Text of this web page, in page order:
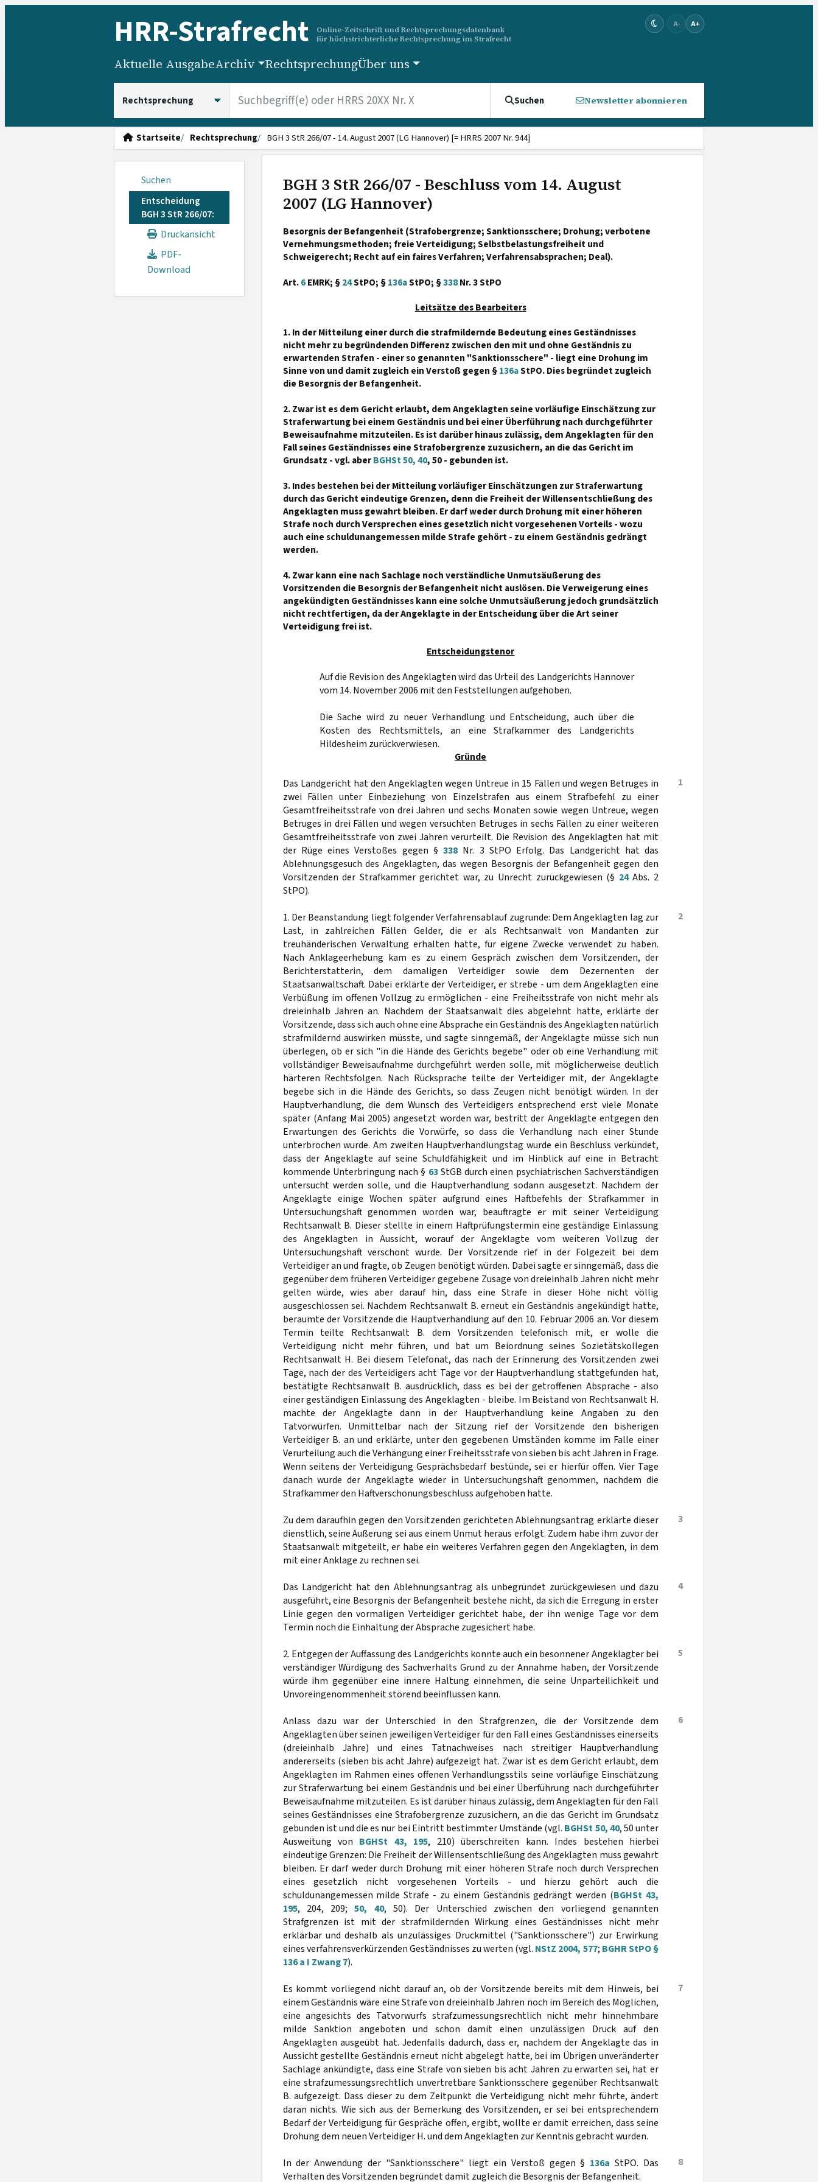
HRR-Strafrecht
Online-Zeitschrift und Rechtsprechungsdatenbank
für höchstrichterliche Rechtsprechung im Strafrecht
A- A+
Aktuelle AusgabeArchiv RechtsprechungÜber uns
Suchen Newsletter abonnieren
Startseite Rechtsprechung BGH 3 StR 266/07 - 14. August 2007 (LG Hannover) [= HRRS 2007 Nr. 944]
Suchen
Entscheidung
BGH 3 StR 266/07:
Druckansicht
PDF-
Download
BGH 3 StR 266/07 - Beschluss vom 14. August
2007 (LG Hannover)
Besorgnis der Befangenheit (Strafobergrenze; Sanktionsschere; Drohung; verbotene
Vernehmungsmethoden; freie Verteidigung; Selbstbelastungsfreiheit und
Schweigerecht; Recht auf ein faires Verfahren; Verfahrensabsprachen; Deal).
Art.6EMRK; §24StPO; §136aStPO; §338Nr. 3 StPO
Leitsätze des Bearbeiters
1. In der Mitteilung einer durch die strafmildernde Bedeutung eines Geständnisses
nicht mehr zu begründenden Differenz zwischen den mit und ohne Geständnis zu
erwartenden Strafen - einer so genannten "Sanktionsschere" - liegt eine Drohung im
Sinne von und damit zugleich ein Verstoß gegen §136aStPO. Dies begründet zugleich
die Besorgnis der Befangenheit.
2. Zwar ist es dem Gericht erlaubt, dem Angeklagten seine vorläufige Einschätzung zur
Straferwartung bei einem Geständnis und bei einer Überführung nach durchgeführter
Beweisaufnahme mitzuteilen. Es ist darüber hinaus zulässig, dem Angeklagten für den
Fall seines Geständnisses eine Strafobergrenze zuzusichern, an die das Gericht im
Grundsatz - vgl. aberBGHSt 50, 40, 50 - gebunden ist.
3. Indes bestehen bei der Mitteilung vorläufiger Einschätzungen zur Straferwartung
durch das Gericht eindeutige Grenzen, denn die Freiheit der Willensentschließung des
Angeklagten muss gewahrt bleiben. Er darf weder durch Drohung mit einer höheren
Strafe noch durch Versprechen eines gesetzlich nicht vorgesehenen Vorteils - wozu
auch eine schuldunangemessen milde Strafe gehört - zu einem Geständnis gedrängt
werden.
4. Zwar kann eine nach Sachlage noch verständliche Unmutsäußerung des
Vorsitzenden die Besorgnis der Befangenheit nicht auslösen. Die Verweigerung eines
angekündigten Geständnisses kann eine solche Unmutsäußerung jedoch grundsätzlich
nicht rechtfertigen, da der Angeklagte in der Entscheidung über die Art seiner
Verteidigung frei ist.
Entscheidungstenor
Auf die Revision des Angeklagten wird das Urteil des Landgerichts Hannover
vom 14. November 2006 mit den Feststellungen aufgehoben.
Die Sache wird zu neuer Verhandlung und Entscheidung, auch über die
Kosten des Rechtsmittels, an eine Strafkammer des Landgerichts
Hildesheim zurückverwiesen.
Gründe
1
Das Landgericht hat den Angeklagten wegen Untreue in 15 Fällen und wegen Betruges in
zwei Fällen unter Einbeziehung von Einzelstrafen aus einem Strafbefehl zu einer
Gesamtfreiheitsstrafe von drei Jahren und sechs Monaten sowie wegen Untreue, wegen
Betruges in drei Fällen und wegen versuchten Betruges in sechs Fällen zu einer weiteren
Gesamtfreiheitsstrafe von zwei Jahren verurteilt. Die Revision des Angeklagten hat mit
der Rüge eines Verstoßes gegen § 338 Nr. 3 StPO Erfolg. Das Landgericht hat das
Ablehnungsgesuch des Angeklagten, das wegen Besorgnis der Befangenheit gegen den
Vorsitzenden der Strafkammer gerichtet war, zu Unrecht zurückgewiesen (§ 24Abs. 2
StPO).
2
1. Der Beanstandung liegt folgender Verfahrensablauf zugrunde: Dem Angeklagten lag zur
Last, in zahlreichen Fällen Gelder, die er als Rechtsanwalt von Mandanten zur
treuhänderischen Verwaltung erhalten hatte, für eigene Zwecke verwendet zu haben.
Nach Anklageerhebung kam es zu einem Gespräch zwischen dem Vorsitzenden, der
Berichterstatterin, dem damaligen Verteidiger sowie dem Dezernenten der
Staatsanwaltschaft. Dabei erklärte der Verteidiger, er strebe - um dem Angeklagten eine
Verbüßung im offenen Vollzug zu ermöglichen - eine Freiheitsstrafe von nicht mehr als
dreieinhalb Jahren an. Nachdem der Staatsanwalt dies abgelehnt hatte, erklärte der
Vorsitzende, dass sich auch ohne eine Absprache ein Geständnis des Angeklagten natürlich
strafmildernd auswirken müsste, und sagte sinngemäß, der Angeklagte müsse sich nun
überlegen, ob er sich "in die Hände des Gerichts begebe" oder ob eine Verhandlung mit
vollständiger Beweisaufnahme durchgeführt werden solle, mit möglicherweise deutlich
härteren Rechtsfolgen. Nach Rücksprache teilte der Verteidiger mit, der Angeklagte
begebe sich in die Hände des Gerichts, so dass Zeugen nicht benötigt würden. In der
Hauptverhandlung, die dem Wunsch des Verteidigers entsprechend erst viele Monate
später (Anfang Mai 2005) angesetzt worden war, bestritt der Angeklagte entgegen den
Erwartungen des Gerichts die Vorwürfe, so dass die Verhandlung nach einer Stunde
unterbrochen wurde. Am zweiten Hauptverhandlungstag wurde ein Beschluss verkündet,
dass der Angeklagte auf seine Schuldfähigkeit und im Hinblick auf eine in Betracht
kommende Unterbringung nach § 63StGB durch einen psychiatrischen Sachverständigen
untersucht werden solle, und die Hauptverhandlung sodann ausgesetzt. Nachdem der
Angeklagte einige Wochen später aufgrund eines Haftbefehls der Strafkammer in
Untersuchungshaft genommen worden war, beauftragte er mit seiner Verteidigung
Rechtsanwalt B. Dieser stellte in einem Haftprüfungstermin eine geständige Einlassung
des Angeklagten in Aussicht, worauf der Angeklagte vom weiteren Vollzug der
Untersuchungshaft verschont wurde. Der Vorsitzende rief in der Folgezeit bei dem
Verteidiger an und fragte, ob Zeugen benötigt würden. Dabei sagte er sinngemäß, dass die
gegenüber dem früheren Verteidiger gegebene Zusage von dreieinhalb Jahren nicht mehr
gelten würde, wies aber darauf hin, dass eine Strafe in dieser Höhe nicht völlig
ausgeschlossen sei. Nachdem Rechtsanwalt B. erneut ein Geständnis angekündigt hatte,
beraumte der Vorsitzende die Hauptverhandlung auf den 10. Februar 2006 an. Vor diesem
Termin teilte Rechtsanwalt B. dem Vorsitzenden telefonisch mit, er wolle die
Verteidigung nicht mehr führen, und bat um Beiordnung seines Sozietätskollegen
Rechtsanwalt H. Bei diesem Telefonat, das nach der Erinnerung des Vorsitzenden zwei
Tage, nach der des Verteidigers acht Tage vor der Hauptverhandlung stattgefunden hat,
bestätigte Rechtsanwalt B. ausdrücklich, dass es bei der getroffenen Absprache - also
einer geständigen Einlassung des Angeklagten - bleibe. Im Beistand von Rechtsanwalt H.
machte der Angeklagte dann in der Hauptverhandlung keine Angaben zu den
Tatvorwürfen. Unmittelbar nach der Sitzung rief der Vorsitzende den bisherigen
Verteidiger B. an und erklärte, unter den gegebenen Umständen komme im Falle einer
Verurteilung auch die Verhängung einer Freiheitsstrafe von sieben bis acht Jahren in Frage.
Wenn seitens der Verteidigung Gesprächsbedarf bestünde, sei er hierfür offen. Vier Tage
danach wurde der Angeklagte wieder in Untersuchungshaft genommen, nachdem die
Strafkammer den Haftverschonungsbeschluss aufgehoben hatte.
3
Zu dem daraufhin gegen den Vorsitzenden gerichteten Ablehnungsantrag erklärte dieser
dienstlich, seine Äußerung sei aus einem Unmut heraus erfolgt. Zudem habe ihm zuvor der
Staatsanwalt mitgeteilt, er habe ein weiteres Verfahren gegen den Angeklagten, in dem
mit einer Anklage zu rechnen sei.
4
Das Landgericht hat den Ablehnungsantrag als unbegründet zurückgewiesen und dazu
ausgeführt, eine Besorgnis der Befangenheit bestehe nicht, da sich die Erregung in erster
Linie gegen den vormaligen Verteidiger gerichtet habe, der ihn wenige Tage vor dem
Termin noch die Einhaltung der Absprache zugesichert habe.
5
2. Entgegen der Auffassung des Landgerichts konnte auch ein besonnener Angeklagter bei
verständiger Würdigung des Sachverhalts Grund zu der Annahme haben, der Vorsitzende
würde ihm gegenüber eine innere Haltung einnehmen, die seine Unparteilichkeit und
Unvoreingenommenheit störend beeinflussen kann.
6
Anlass dazu war der Unterschied in den Strafgrenzen, die der Vorsitzende dem
Angeklagten über seinen jeweiligen Verteidiger für den Fall eines Geständnisses einerseits
(dreieinhalb Jahre) und eines Tatnachweises nach streitiger Hauptverhandlung
andererseits (sieben bis acht Jahre) aufgezeigt hat. Zwar ist es dem Gericht erlaubt, dem
Angeklagten im Rahmen eines offenen Verhandlungsstils seine vorläufige Einschätzung
zur Straferwartung bei einem Geständnis und bei einer Überführung nach durchgeführter
Beweisaufnahme mitzuteilen. Es ist darüber hinaus zulässig, dem Angeklagten für den Fall
seines Geständnisses eine Strafobergrenze zuzusichern, an die das Gericht im Grundsatz
gebunden ist und die es nur bei Eintritt bestimmter Umstände (vgl. BGHSt 50, 40, 50 unter
Ausweitung von BGHSt 43, 195, 210) überschreiten kann. Indes bestehen hierbei
eindeutige Grenzen: Die Freiheit der Willensentschließung des Angeklagten muss gewahrt
bleiben. Er darf weder durch Drohung mit einer höheren Strafe noch durch Versprechen
eines gesetzlich nicht vorgesehenen Vorteils - und hierzu gehört auch die
schuldunangemessen milde Strafe - zu einem Geständnis gedrängt werden (BGHSt 43,
195, 204, 209;50, 40, 50). Der Unterschied zwischen den vorliegend genannten
Strafgrenzen ist mit der strafmildernden Wirkung eines Geständnisses nicht mehr
erklärbar und deshalb als unzulässiges Druckmittel ("Sanktionsschere") zur Erwirkung
eines verfahrensverkürzenden Geständnisses zu werten (vgl. NStZ 2004, 577; BGHR StPO §
136 a I Zwang 7).
7
Es kommt vorliegend nicht darauf an, ob der Vorsitzende bereits mit dem Hinweis, bei
einem Geständnis wäre eine Strafe von dreieinhalb Jahren noch im Bereich des Möglichen,
eine angesichts des Tatvorwurfs strafzumessungsrechtlich nicht mehr hinnehmbare
milde Sanktion angeboten und schon damit einen unzulässigen Druck auf den
Angeklagten ausgeübt hat. Jedenfalls dadurch, dass er, nachdem der Angeklagte das in
Aussicht gestellte Geständnis erneut nicht abgelegt hatte, bei im Übrigen unveränderter
Sachlage ankündigte, dass eine Strafe von sieben bis acht Jahren zu erwarten sei, hat er
eine strafzumessungsrechtlich unvertretbare Sanktionsschere gegenüber Rechtsanwalt
B. aufgezeigt. Dass dieser zu dem Zeitpunkt die Verteidigung nicht mehr führte, ändert
daran nichts. Wie sich aus der Bemerkung des Vorsitzenden, er sei bei entsprechendem
Bedarf der Verteidigung für Gespräche offen, ergibt, wollte er damit erreichen, dass seine
Drohung dem neuen Verteidiger H. und dem Angeklagten zur Kenntnis gebracht wurden.
8
In der Anwendung der "Sanktionsschere" liegt ein Verstoß gegen § 136a StPO. Das
Verhalten des Vorsitzenden begründet damit zugleich die Besorgnis der Befangenheit.